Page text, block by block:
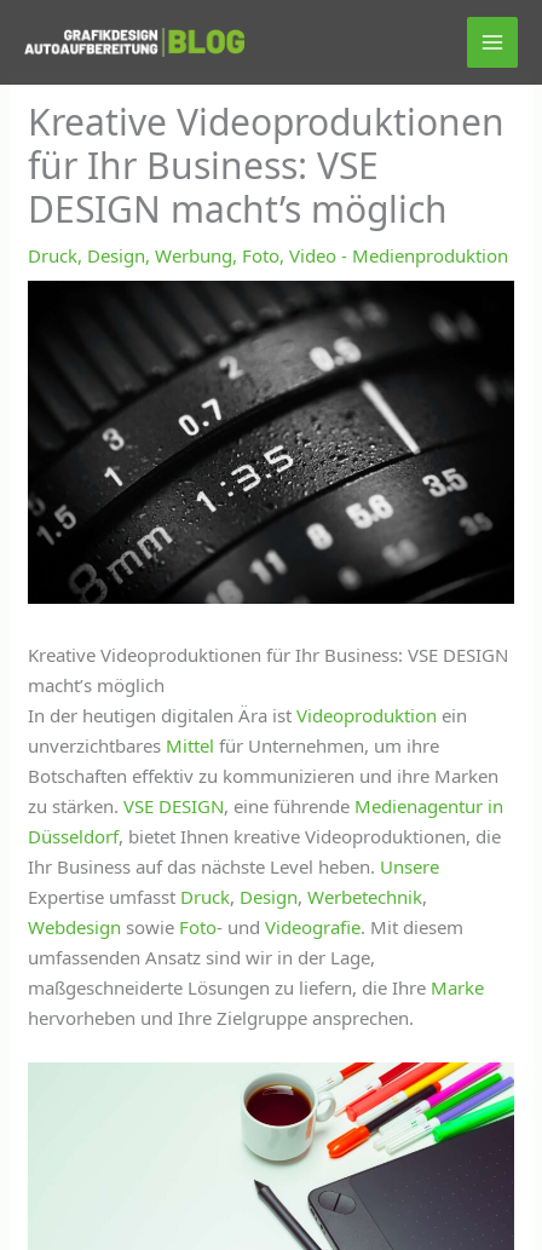
Inhalt
Kreative Videoproduktionen
für Ihr Business: VSE
DESIGN macht’s möglich
Druck, Design, Werbung, Foto, Video - Medienproduktion
Kreative Videoproduktionen für Ihr Business: VSE DESIGN
macht’s möglich
In der heutigen digitalen Ära istVideoproduktion ein
unverzichtbares Mittel für Unternehmen, um ihre
Botschaften effektiv zu kommunizieren und ihre Marken
zu stärken.VSE DESIGN, eine führende Medienagentur in
Düsseldorf, bietet Ihnen kreative Videoproduktionen, die
Ihr Business auf das nächste Level heben. Unsere
Expertise umfasst Druck, Design,Werbetechnik,
Webdesign sowie Foto- undVideografie. Mit diesem
umfassenden Ansatz sind wir in der Lage,
maßgeschneiderte Lösungen zu liefern, die Ihre Marke
hervorheben und Ihre Zielgruppe ansprechen.